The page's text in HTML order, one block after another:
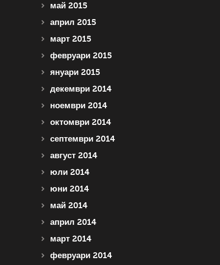
май 2015
април 2015
март 2015
февруари 2015
януари 2015
декември 2014
ноември 2014
октомври 2014
септември 2014
август 2014
юли 2014
юни 2014
май 2014
април 2014
март 2014
февруари 2014